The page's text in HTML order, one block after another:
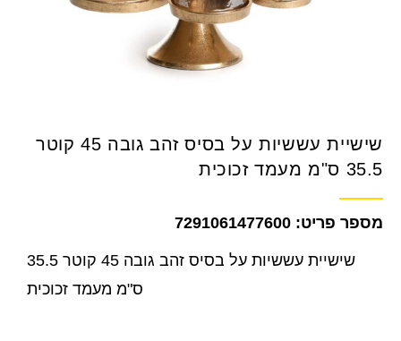
שישיית עששיות על בסיס זהב גובה 45 קוטר
35.5 ס"מ מעמד זכוכית
7291061477600
שישיית עששיות על בסיס זהב גובה 45 קוטר 35.5
ס"מ מעמד זכוכית